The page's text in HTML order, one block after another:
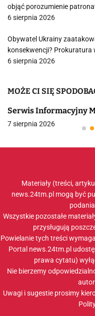
objąć porozumienie
6 sierpnia 2026
Obywatel Ukrainy
konsekwencji?
6 sierpnia 2026
MOŻE CI SIĘ
Serwis Informacyjny
7 sierpnia 2026
Materiały (treści,
news.24tm.pl mogą być
Wszystkie pozostałe
przysługują
Powielanie tych treści
Portal news.24tm.pl
prawa cytatu)
Nie bierzemy
Uwagi i sugestie prosimy